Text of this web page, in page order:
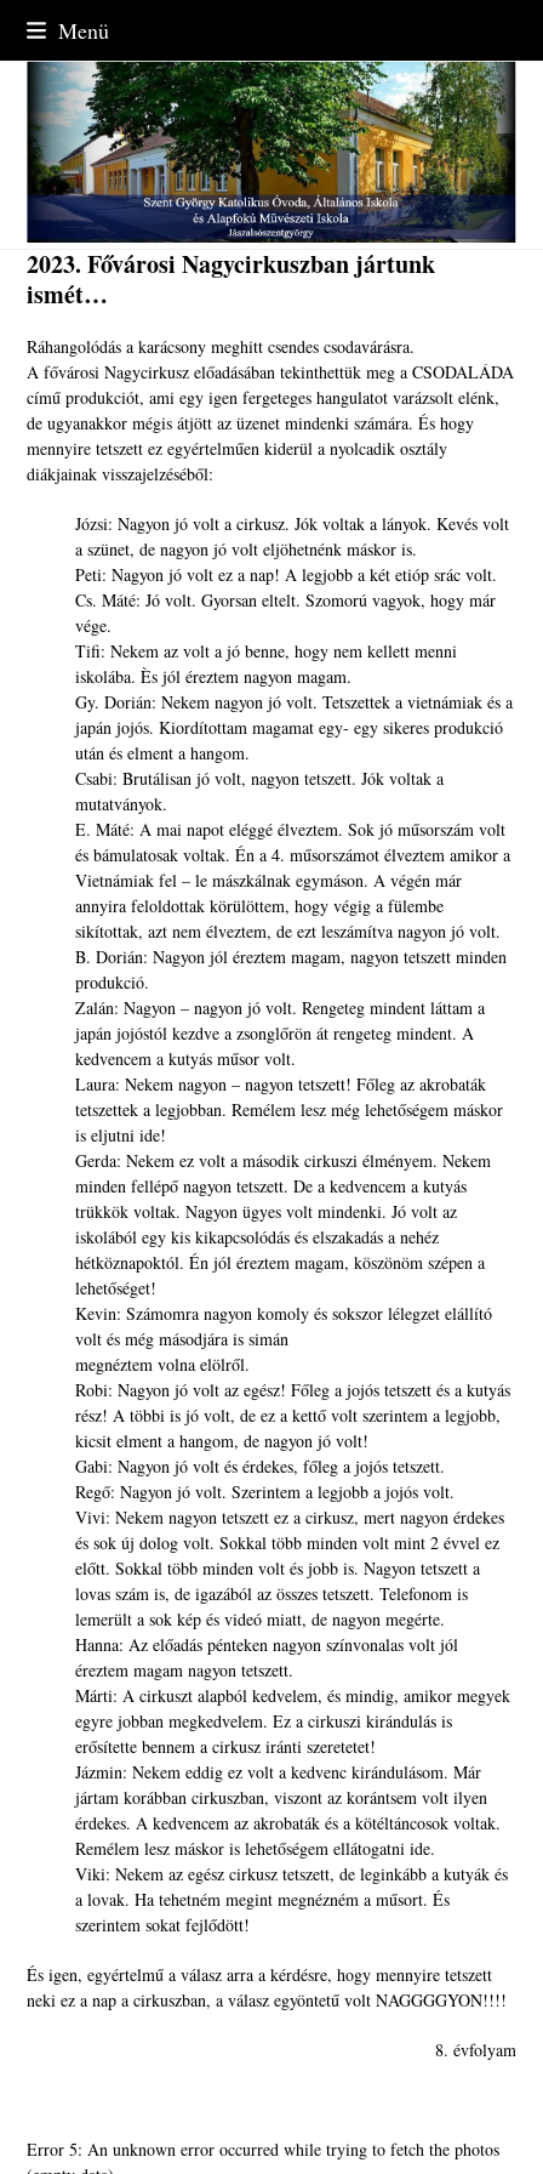
content
Menü
2023. Fővárosi Nagycirkuszban jártunk
ismét…
Ráhangolódás a karácsony meghitt csendes csodavárásra.
A fővárosi Nagycirkusz előadásában tekinthettük meg a CSODALÁDA
című produkciót, ami egy igen fergeteges hangulatot varázsolt elénk,
de ugyanakkor mégis átjött az üzenet mindenki számára. És hogy
mennyire tetszett ez egyértelműen kiderül a nyolcadik osztály
diákjainak visszajelzéséből:
Józsi: Nagyon jó volt a cirkusz. Jók voltak a lányok. Kevés volt
a szünet, de nagyon jó volt eljöhetnénk máskor is.
Peti: Nagyon jó volt ez a nap! A legjobb a két etióp srác volt.
Cs. Máté: Jó volt. Gyorsan eltelt. Szomorú vagyok, hogy már
vége.
Tifi: Nekem az volt a jó benne, hogy nem kellett menni
iskolába. Ès jól éreztem nagyon magam.
Gy. Dorián: Nekem nagyon jó volt. Tetszettek a vietnámiak és a
japán jojós. Kiordítottam magamat egy- egy sikeres produkció
után és elment a hangom.
Csabi: Brutálisan jó volt, nagyon tetszett. Jók voltak a
mutatványok.
E. Máté: A mai napot eléggé élveztem. Sok jó műsorszám volt
és bámulatosak voltak. Én a 4. műsorszámot élveztem amikor a
Vietnámiak fel – le mászkálnak egymáson. A végén már
annyira feloldottak körülöttem, hogy végig a fülembe
sikítottak, azt nem élveztem, de ezt leszámítva nagyon jó volt.
B. Dorián: Nagyon jól éreztem magam, nagyon tetszett minden
produkció.
Zalán: Nagyon – nagyon jó volt. Rengeteg mindent láttam a
japán jojóstól kezdve a zsonglőrön át rengeteg mindent. A
kedvencem a kutyás műsor volt.
Laura: Nekem nagyon – nagyon tetszett! Főleg az akrobaták
tetszettek a legjobban. Remélem lesz még lehetőségem máskor
is eljutni ide!
Gerda: Nekem ez volt a második cirkuszi élményem. Nekem
minden fellépő nagyon tetszett. De a kedvencem a kutyás
trükkök voltak. Nagyon ügyes volt mindenki. Jó volt az
iskolából egy kis kikapcsolódás és elszakadás a nehéz
hétköznapoktól. Én jól éreztem magam, köszönöm szépen a
lehetőséget!
Kevin: Számomra nagyon komoly és sokszor lélegzet elállító
volt és még másodjára is simán
megnéztem volna elölről.
Robi: Nagyon jó volt az egész! Főleg a jojós tetszett és a kutyás
rész! A többi is jó volt, de ez a kettő volt szerintem a legjobb,
kicsit elment a hangom, de nagyon jó volt!
Gabi: Nagyon jó volt és érdekes, főleg a jojós tetszett.
Regő: Nagyon jó volt. Szerintem a legjobb a jojós volt.
Vivi: Nekem nagyon tetszett ez a cirkusz, mert nagyon érdekes
és sok új dolog volt. Sokkal több minden volt mint 2 évvel ez
előtt. Sokkal több minden volt és jobb is. Nagyon tetszett a
lovas szám is, de igazából az összes tetszett. Telefonom is
lemerült a sok kép és videó miatt, de nagyon megérte.
Hanna: Az előadás pénteken nagyon színvonalas volt jól
éreztem magam nagyon tetszett.
Márti: A cirkuszt alapból kedvelem, és mindig, amikor megyek
egyre jobban megkedvelem. Ez a cirkuszi kirándulás is
erősítette bennem a cirkusz iránti szeretetet!
Jázmin: Nekem eddig ez volt a kedvenc kirándulásom. Már
jártam korábban cirkuszban, viszont az korántsem volt ilyen
érdekes. A kedvencem az akrobaták és a kötéltáncosok voltak.
Remélem lesz máskor is lehetőségem ellátogatni ide.
Viki: Nekem az egész cirkusz tetszett, de leginkább a kutyák és
a lovak. Ha tehetném megint megnézném a műsort. És
szerintem sokat fejlődött!
És igen, egyértelmű a válasz arra a kérdésre, hogy mennyire tetszett
neki ez a nap a cirkuszban, a válasz egyöntetű volt NAGGGGYON!!!!
8. évfolyam
Error 5: An unknown error occurred while trying to fetch the photos